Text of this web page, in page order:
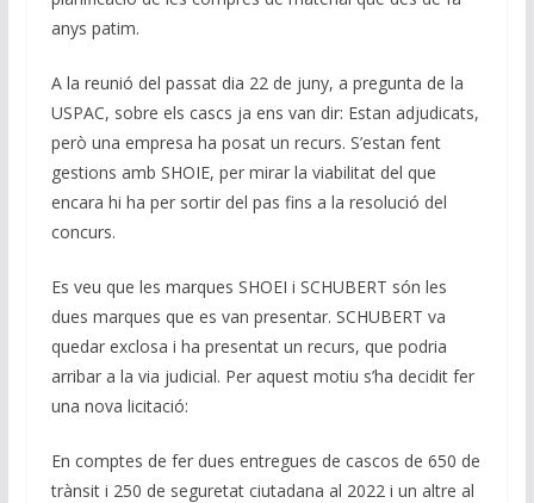
anys patim.
A la reunió del passat dia 22 de juny, a pregunta de la
USPAC, sobre els cascs ja ens van dir: Estan adjudicats,
però una empresa ha posat un recurs. S’estan fent
gestions amb SHOIE, per mirar la viabilitat del que
encara hi ha per sortir del pas fins a la resolució del
concurs.
Es veu que les marques SHOEI i SCHUBERT són les
dues marques que es van presentar. SCHUBERT va
quedar exclosa i ha presentat un recurs, que podria
arribar a la via judicial. Per aquest motiu s’ha decidit fer
una nova licitació:
En comptes de fer dues entregues de cascos de 650 de
trànsit i 250 de seguretat ciutadana al 2022 i un altre al